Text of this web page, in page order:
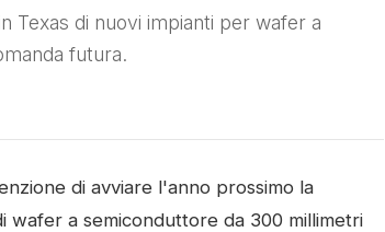
Texas di nuovi impianti per wafer a
futura.
di avviare l'anno prossimo la
wafer a semiconduttore da 300 millimetri